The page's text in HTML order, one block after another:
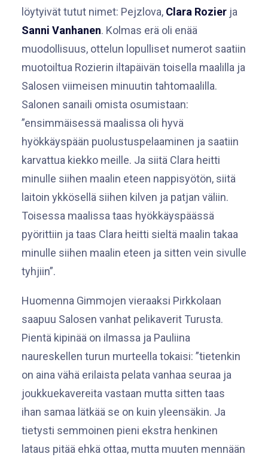
löytyivät tutut nimet: Pejzlova, Clara Rozier ja
Sanni Vanhanen. Kolmas erä oli enää
muodollisuus, ottelun lopulliset numerot saatiin
muotoiltua Rozierin iltapäivän toisella maalilla ja
Salosen viimeisen minuutin tahtomaalilla.
Salonen sanaili omista osumistaan:
”ensimmäisessä maalissa oli hyvä
hyökkäyspään puolustuspelaaminen ja saatiin
karvattua kiekko meille. Ja siitä Clara heitti
minulle siihen maalin eteen nappisyötön, siitä
laitoin ykkösellä siihen kilven ja patjan väliin.
Toisessa maalissa taas hyökkäyspäässä
pyörittiin ja taas Clara heitti sieltä maalin takaa
minulle siihen maalin eteen ja sitten vein sivulle
tyhjiin”.
Huomenna Gimmojen vieraaksi Pirkkolaan
saapuu Salosen vanhat pelikaverit Turusta.
Pientä kipinää on ilmassa ja Pauliina
naureskellen turun murteella tokaisi: ”tietenkin
on aina vähä erilaista pelata vanhaa seuraa ja
joukkuekavereita vastaan mutta sitten taas
ihan samaa lätkää se on kuin yleensäkin. Ja
tietysti semmoinen pieni ekstra henkinen
lataus pitää ehkä ottaa, mutta muuten mennään